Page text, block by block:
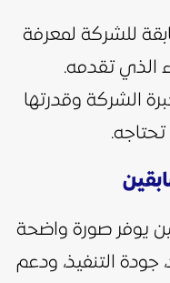
للشركة لمعرفة
الذي تقدمه.
الشركة وقدرتها
يوفر صورة واضحة
جودة التنفيذ، ودعم